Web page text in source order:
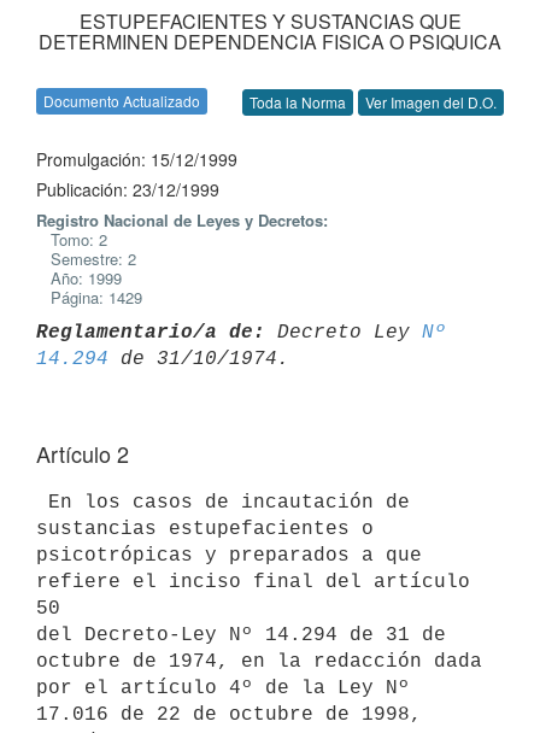
ESTUPEFACIENTES Y SUSTANCIAS QUE
DETERMINEN DEPENDENCIA FISICA O PSIQUICA
Documento Actualizado Toda la Norma Ver Imagen del D.O.
Promulgación: 15/12/1999
Publicación: 23/12/1999
Registro Nacional de Leyes y Decretos:
Tomo: 2
Semestre: 2
Año: 1999
Página: 1429
Reglamentario/a de: Decreto Ley Nº
14.294
Artículo 2
sustancias estupefacientes o
psicotrópicas y preparados a que
refiere el inciso final del artículo
50
del Decreto-Ley Nº 14.294 de 31 de
octubre de 1974, en la redacción dada
por el artículo 4º de la Ley Nº
17.016 de 22 de octubre de 1998,